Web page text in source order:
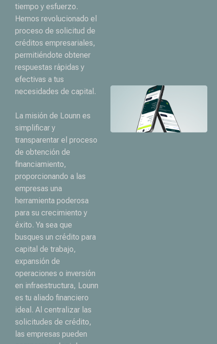
tiempo y esfuerzo.
Hemos revolucionado el
proceso de solicitud de
créditos empresariales,
permitiéndote obtener
respuestas rápidas y
efectivas a tus
necesidades de capital.
La misión de Lounn es
simplificar y
transparentar el proceso
de obtención de
financiamiento,
proporcionando a las
empresas una
herramienta poderosa
para su crecimiento y
éxito. Ya sea que
busques un crédito para
capital de trabajo,
expansión de
operaciones o inversión
en infraestructura, Lounn
es tu aliado financiero
ideal. Al centralizar las
solicitudes de crédito,
las empresas pueden